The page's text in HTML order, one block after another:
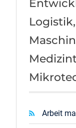
Arbeit